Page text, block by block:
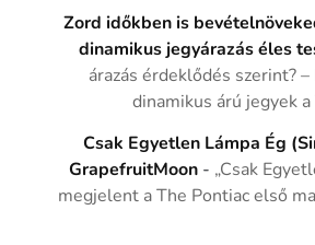
Zord időkben is
dinamikus jegyárazás éles
árazás érdeklődés szerint?
dinamikus árú jegyek
Csak Egyetlen Lámpa Ég
GrapefruitMoon - „Csak
megjelent a The Pontiac első